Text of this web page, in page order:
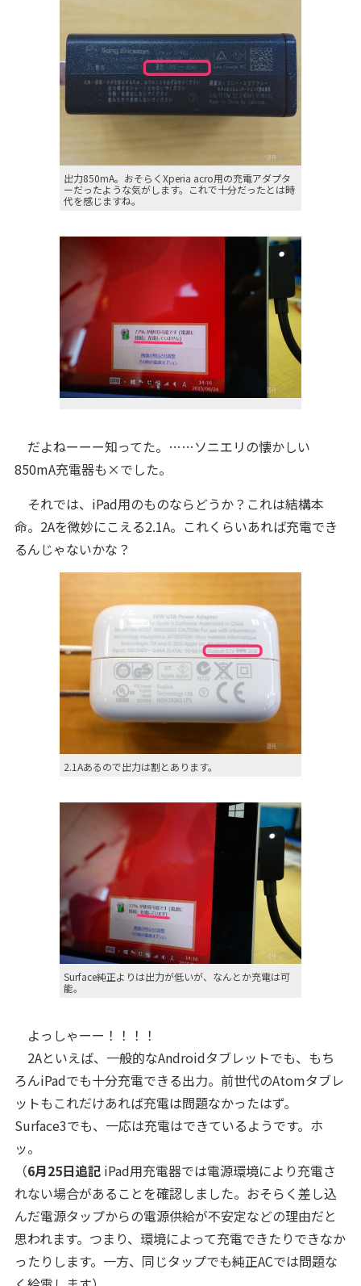
出力850mA。おそらくXperia acro用の充電アダプタ
ーだったような気がします。これで十分だったとは時
代を感じますね。
だよねーーー知ってた。……ソニエリの懐かしい
850mA充電器も×でした。
それでは、iPad用のものならどうか？これは結構本
命。2Aを微妙にこえる2.1A。これくらいあれば充電でき
るんじゃないかな？
2.1Aあるので出力は割とあります。
Surface純正よりは出力が低いが、なんとか充電は可
能。
よっしゃーー！！！！
2Aといえば、一般的なAndroidタブレットでも、もち
ろんiPadでも十分充電できる出力。前世代のAtomタブレ
ットもこれだけあれば充電は問題なかったはず。
Surface3でも、一応は充電はできているようです。ホ
ッ。
（6月25日追記iPad用充電器では電源環境により充電さ
れない場合があることを確認しました。おそらく差し込
んだ電源タップからの電源供給が不安定などの理由だと
思われます。つまり、環境によって充電できたりできなか
ったりします。一方、同じタップでも純正ACでは問題な